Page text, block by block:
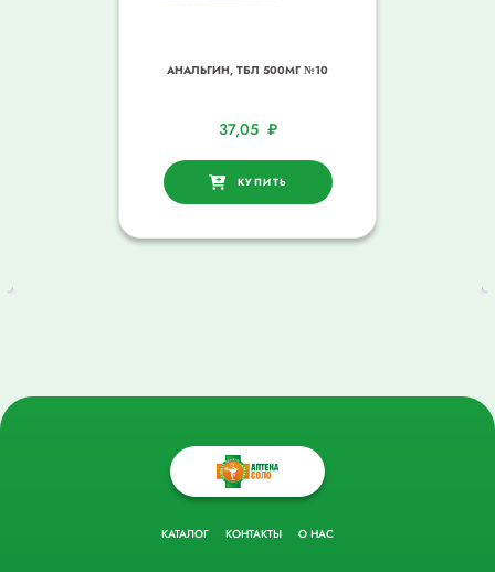
АНАЛЬГИН, ТБЛ 500МГ №10
37,05 ₽
КУПИТЬ
КАТАЛОГ КОНТАКТЫ О НАС